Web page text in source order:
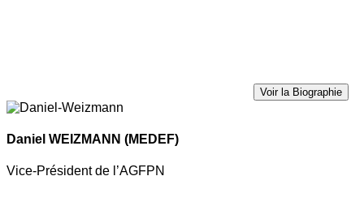
Voir la Biographie
Daniel WEIZMANN (MEDEF)
Vice-Président de l’AGFPN